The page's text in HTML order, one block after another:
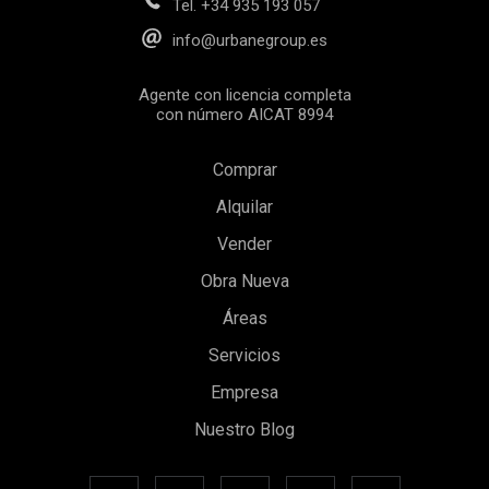
Tel. +34 935 193 057
info@urbanegroup.es
Agente con licencia completa
con número AICAT 8994
Comprar
Alquilar
Vender
Obra Nueva
Áreas
Servicios
Empresa
Nuestro Blog